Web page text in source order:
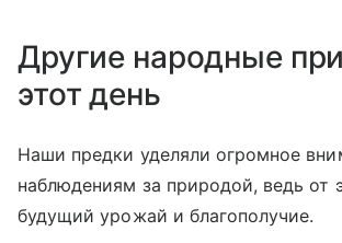
Другие народные
этот день
Наши предки уделяли огромное
наблюдениям за природой, ведь от
будущий урожай и благополучие.